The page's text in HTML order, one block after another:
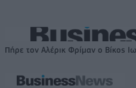
Πήρε τον Αλέρικ Φρίμαν ο Βίκος